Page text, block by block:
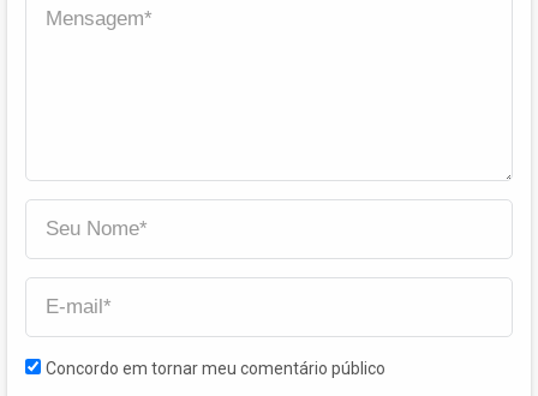
Concordo em tornar meu comentário público